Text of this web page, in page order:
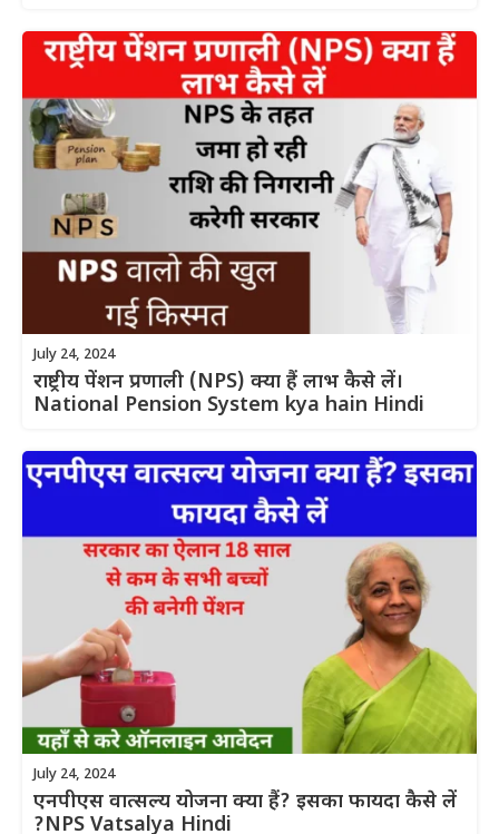
July 24, 2024
राष्ट्रीय पेंशन प्रणाली (NPS) क्या हैं लाभ कैसे लें।
National Pension System kya hain Hindi
July 24, 2024
एनपीएस वात्सल्य योजना क्या हैं? इसका फायदा कैसे लें
?NPS Vatsalya Hindi